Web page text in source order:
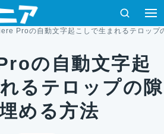
検索
Proの自動文字起こしで生まれるテロップ
の自動文字起
るテロップの隙
める方法